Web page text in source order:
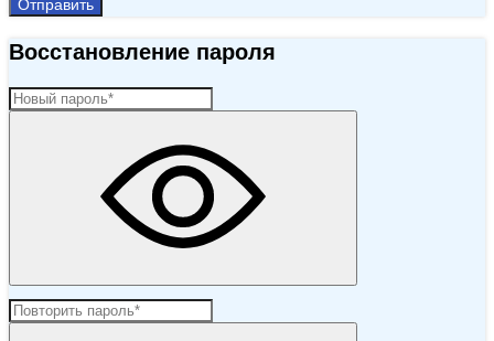
Отправить
Восстановление пароля